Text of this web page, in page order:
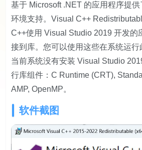
基于 Microsoft .NET 的应用程序提
环境支持。Visual C++
C++使用 Visual Studio 2019 开发的
接到库。您可以使用这些在系统运
当前系统没有安装 Visual Studio
行库组件：C Runtime (CRT),
AMP, OpenMP。
软件截图